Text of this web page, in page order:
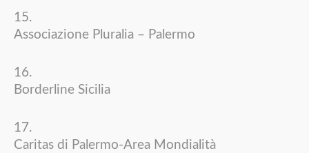
Associazione Pluralia – Palermo
Borderline Sicilia
Caritas di Palermo-Area Mondialità